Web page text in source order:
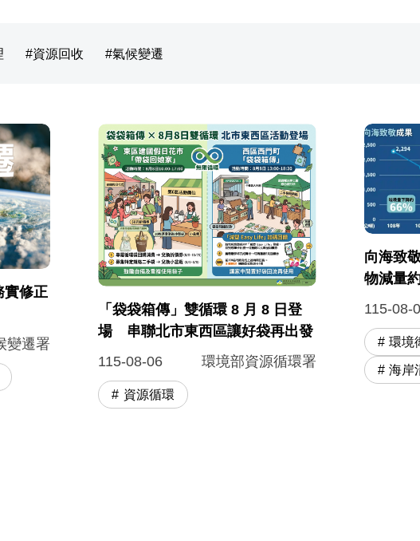
資源回收 氣候變遷
實修正
變遷署
「袋袋箱傳」雙循環 8 月 8 日登
場 串聯北市東西區讓好袋再出發
115-08-06
環境部資源循環署
資源循環
向海致
物減量
115-08-
環境
海岸